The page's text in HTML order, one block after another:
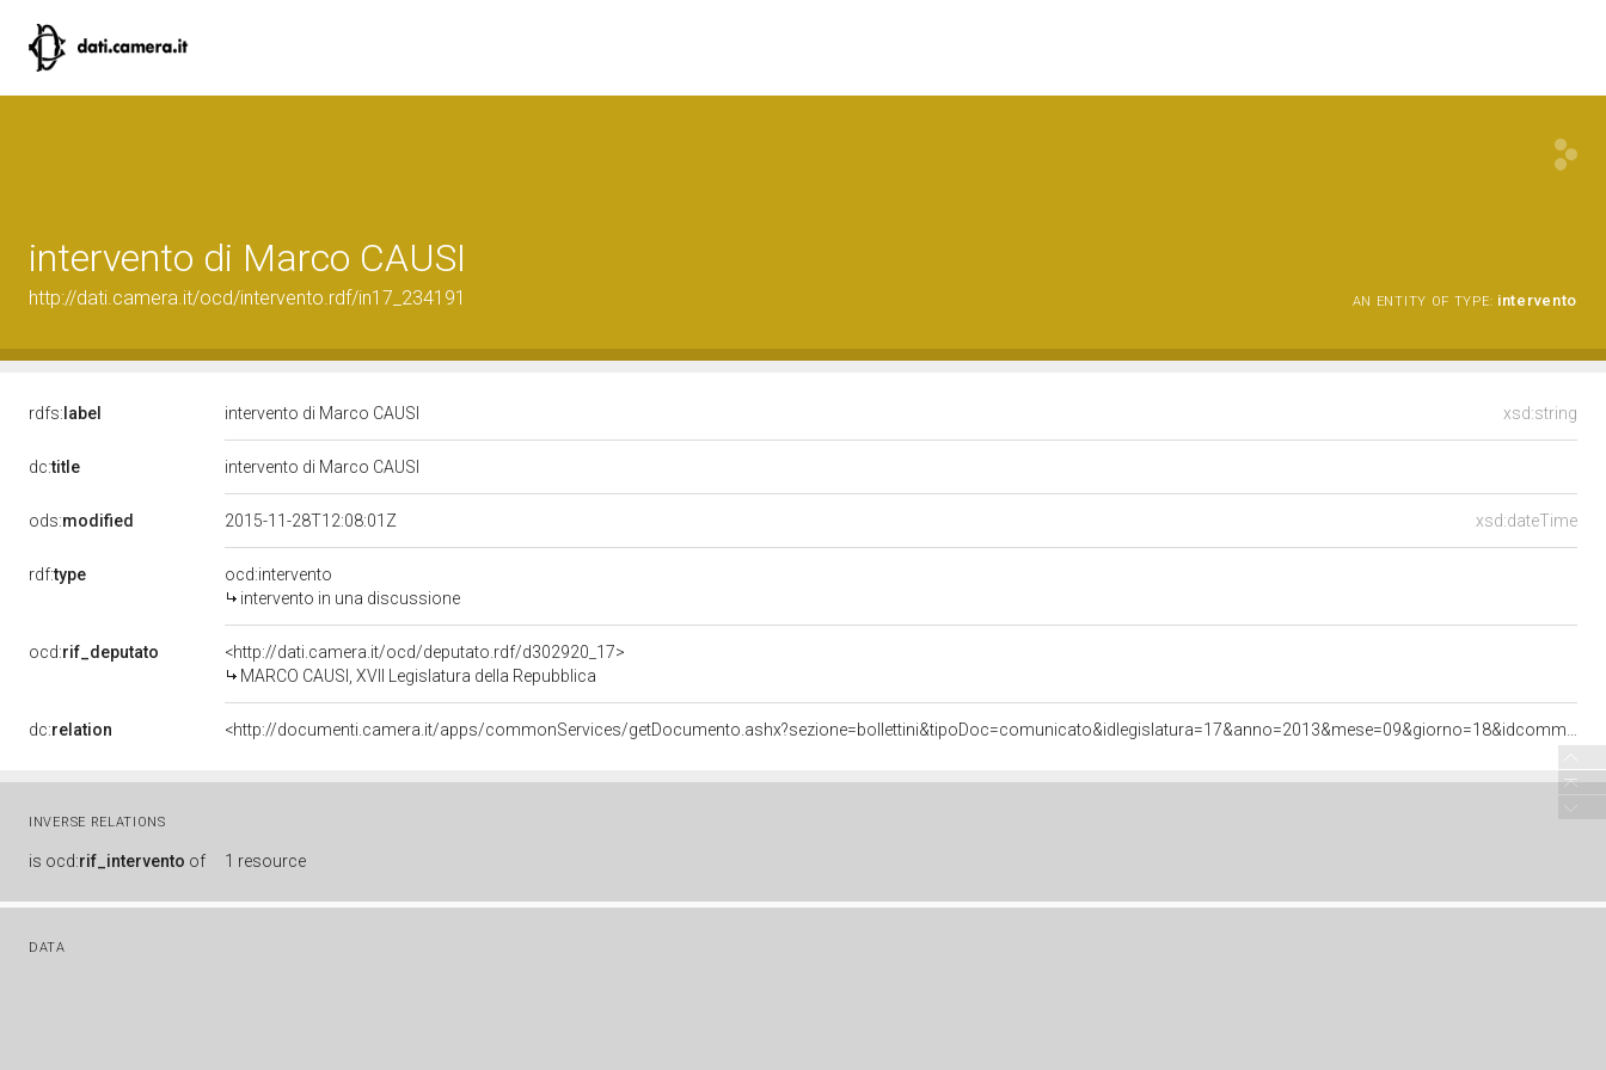
intervento di Marco CAUSI
http://dati.camera.it/ocd/intervento.rdf/in17_234191 AN ENTITY OF TYPE: intervento
rdfs: label xsd:string
intervento di Marco CAUSI
dc:title intervento di Marco CAUSI
ods:modified xsd:dateTime
2015-11-28T12:08:01Z
rdf:type
ocd:intervento
intervento in una discussione
ocd:rif_deputato
<http://dati.camera.it/ocd/deputato.rdf/d302920_17>
MARCO CAUSI, XVII Legislatura della Repubblica
dc:relation
INVERSE RELATIONS
is ocd:rif_intervento of 1 resource
DATA